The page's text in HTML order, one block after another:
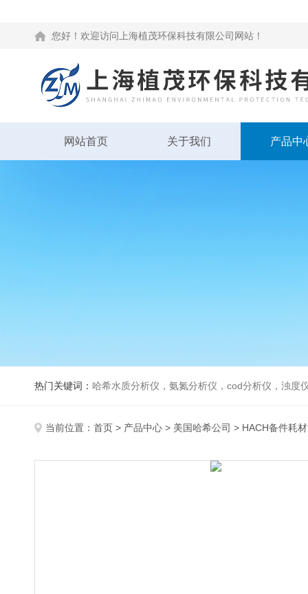
您好！欢迎访问上海植茂环保科技有限公司网站！
网站首页 关于我们 产品中
热门关键词： 哈希水质分析仪，氨氮分析仪，cod分析仪，浊度
当前位置： 首页 > 产品中心 > 美国哈希公司 > HACH备件耗材